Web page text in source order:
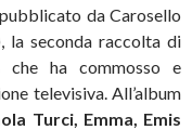
da Carosello
la seconda raccolta di
che ha commosso e
televisiva. All’album
Turci, Emma, Emis